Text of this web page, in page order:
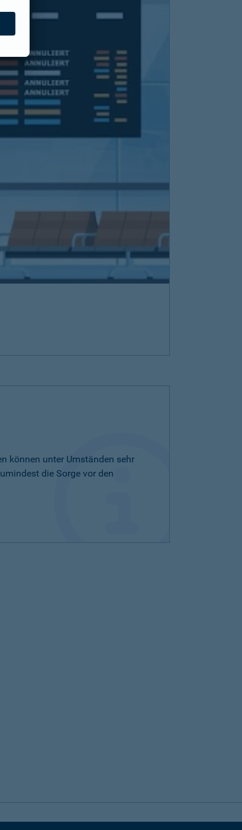
können unter Umständen sehr
die Sorge vor den